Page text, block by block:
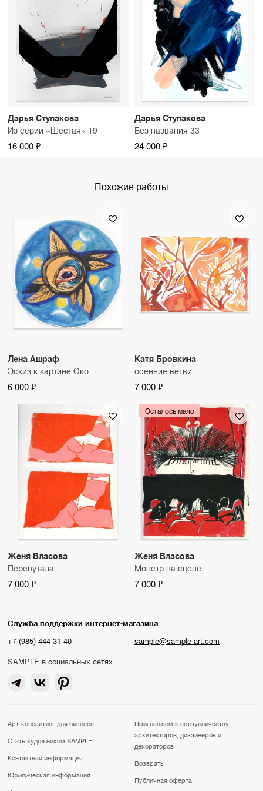
Дарья Ступакова
Из серии «Шестая» 19
16 000 ₽
Дарья Ступакова
Без названия 33
24 000 ₽
Похожие работы
Лена Ашраф
Эскиз к картине Око
6 000 ₽
Катя Бровкина
осенние ветви
7 000 ₽
Женя Власова
Перепутала
7 000 ₽
Осталось мало
Женя Власова
Монстр на сцене
7 000 ₽
Служба поддержки интернет-магазина
+7 (985) 444-31-40
sample@sample-art.com
SAMPLE в социальных сетях
Арт-консалтинг для бизнеса
Стать художником SAMPLE
Контактная информация
Юридическая информация
Приглашаем к сотрудничеству
архитекторов, дизайнеров и
декораторов
Возвраты
Публичная оферта